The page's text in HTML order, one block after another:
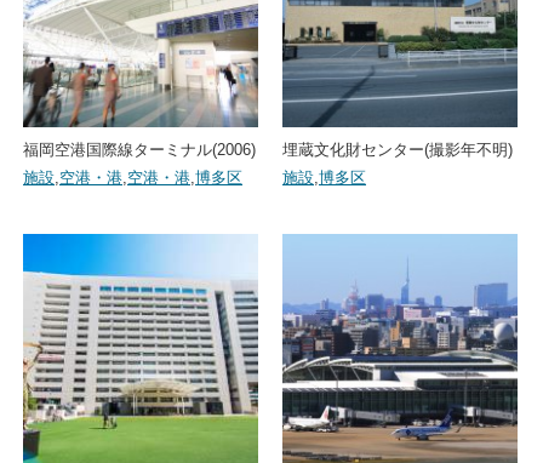
福岡空港国際線ターミナル(2006)
施設,空港・港,空港・港,博多区
埋蔵文化財センター(撮影年不明)
施設,博多区